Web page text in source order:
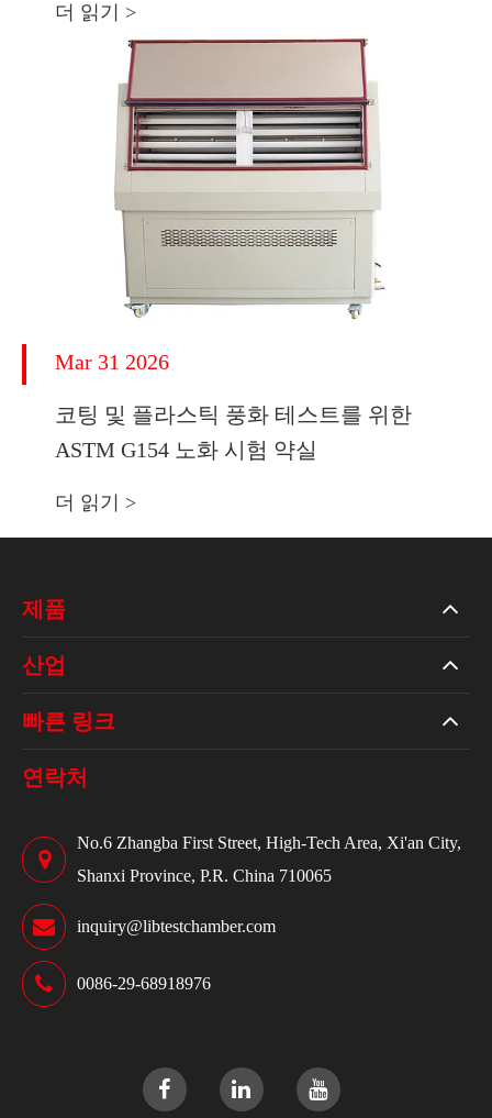
더 읽기 >
Mar 31 2026
코팅 및 플라스틱 풍화 테스트를 위한
ASTM G154 노화 시험 약실
더 읽기 >
제품
산업
빠른 링크
연락처
No.6 Zhangba First Street, High-Tech Area, Xi'an City,
Shanxi Province, P.R. China 710065
inquiry@libtestchamber.com
0086-29-68918976